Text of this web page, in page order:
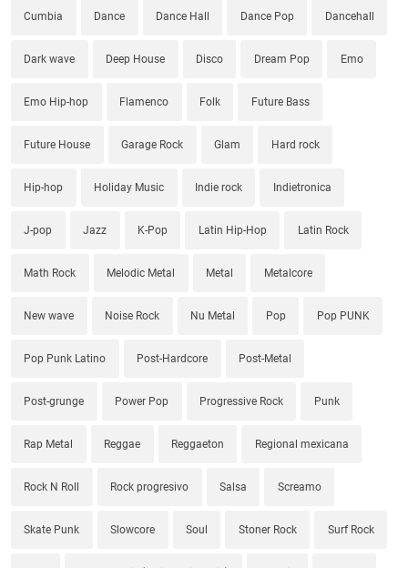
Cumbia Dance Dance Hall Dance Pop Dancehall
Dark wave Deep House Disco Dream Pop Emo
Emo Hip-hop Flamenco Folk Future Bass
Future House Garage Rock Glam Hard rock
Hip-hop Holiday Music Indie rock Indietronica
J-pop Jazz K-Pop Latin Hip-Hop Latin Rock
Math Rock Melodic Metal Metal Metalcore
New wave Noise Rock Nu Metal Pop Pop PUNK
Pop Punk Latino Post-Hardcore Post-Metal
Post-grunge Power Pop Progressive Rock Punk
Rap Metal Reggae Reggaeton Regional mexicana
Rock N Roll Rock progresivo Salsa Screamo
Skate Punk Slowcore Soul Stoner Rock Surf Rock